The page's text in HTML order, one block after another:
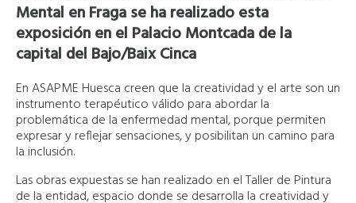
Mental en Fraga se ha realizado esta
exposición en el Palacio Montcada de la
capital del Bajo/Baix Cinca
En ASAPME Huesca creen que la creatividad y el arte son un
instrumento terapéutico válido para abordar la
problemática de la enfermedad mental, porque permiten
expresar y reflejar sensaciones, y posibilitan un camino para
la inclusión.
Las obras expuestas se han realizado en el Taller de Pintura
de la entidad, espacio donde se desarrolla la creatividad y